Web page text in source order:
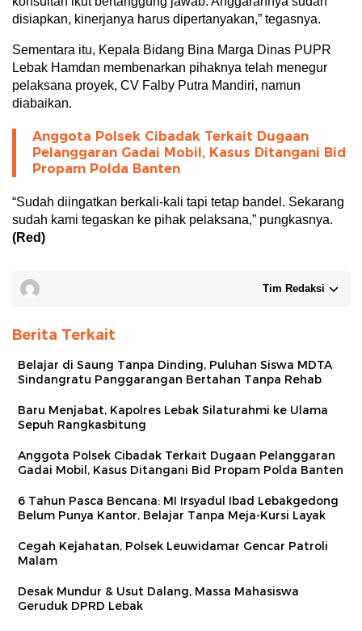
disiapkan, kinerjanya harus dipertanyakan,” tegasnya.
Sementara itu, Kepala Bidang Bina Marga Dinas PUPR
Lebak Hamdan membenarkan pihaknya telah menegur
pelaksana proyek, CV Falby Putra Mandiri, namun
diabaikan.
Anggota Polsek Cibadak Terkait Dugaan
Pelanggaran Gadai Mobil, Kasus Ditangani Bid
Propam Polda Banten
“Sudah diingatkan berkali-kali tapi tetap bandel. Sekarang
sudah kami tegaskan ke pihak pelaksana,” pungkasnya.
(Red)
Tim Redaksi
Berita Terkait
Belajar di Saung Tanpa Dinding, Puluhan Siswa MDTA
Sindangratu Panggarangan Bertahan Tanpa Rehab
Baru Menjabat, Kapolres Lebak Silaturahmi ke Ulama
Sepuh Rangkasbitung
Anggota Polsek Cibadak Terkait Dugaan Pelanggaran
Gadai Mobil, Kasus Ditangani Bid Propam Polda Banten
6 Tahun Pasca Bencana: MI Irsyadul Ibad Lebakgedong
Belum Punya Kantor, Belajar Tanpa Meja-Kursi Layak
Cegah Kejahatan, Polsek Leuwidamar Gencar Patroli
Malam
Desak Mundur & Usut Dalang, Massa Mahasiswa
Geruduk DPRD Lebak